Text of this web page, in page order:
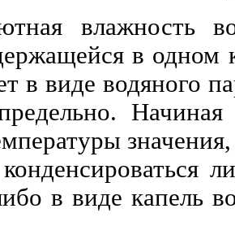
влажность
в одном
в виде водяного
Начиная
в виде капель